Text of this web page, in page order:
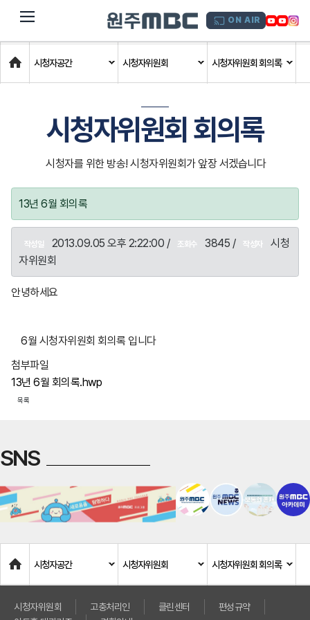
dehaze ON AIR
Home
시청자공간 시청자위원회 시청자위원회 회의록
시청자위원회 회의록
시청자를 위한 방송! 시청자위원회가 앞장 서겠습니다
13년 6월 회의록
작성일 2013.09.05 오후 2:22:00 / 조회수 3845 / 작성자
시청
자위원회
안녕하세요
6월 시청자위원회 회의록 입니다
첨부파일
13년 6월 회의록.hwp
목록
SNS
Home
시청자공간 시청자위원회 시청자위원회 회의록
시청자위원회 고충처리인 클린센터
편성규약